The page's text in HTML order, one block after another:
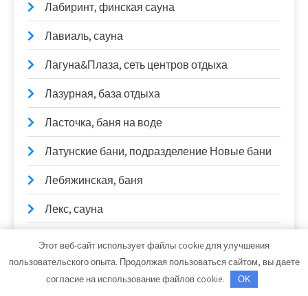
Лабиринт, финская сауна
Лавиаль, сауна
Лагуна&Плаза, сеть центров отдыха
Лазурная, база отдыха
Ласточка, баня на воде
Латунские бани, подразделение Новые бани
Лебяжинская, баня
Лекс, сауна
Лоск Авто
Лотос, баня
Этот веб-сайт использует файлы cookie для улучшения
пользовательского опыта. Продолжая пользоваться сайтом, вы даете
согласие на использование файлов cookie.
OK